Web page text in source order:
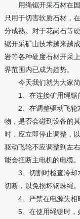
用绳锯开采石材在国
只用于切害软质石材，
分成熟。对于花岗石等
锯开采矿山技术越来越
岩等各种硬度石材开采
界范围内已成为趋势。
今天我们就为大家简
1、在连接矿用绳锯的
2、在调整驱动飞轮
物，是否会碰到设备的
时，应立即停止调整，
驱动飞轮不应调整到左
能会扭断主电机的电缆。
3、切割时检查冷却
切断，以免损坏钢珠绳。
4、严禁在电源失相
5、在使用绳锯时，